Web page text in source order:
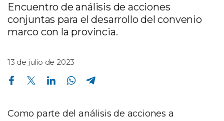
Encuentro de análisis de acciones
conjuntas para el desarrollo del convenio
marco con la provincia.
13 de julio de 2023
Compartir en Facebook Compartir en Twitter Compartir en Linkedin Compartir en Whatsapp
Como parte del análisis de acciones a